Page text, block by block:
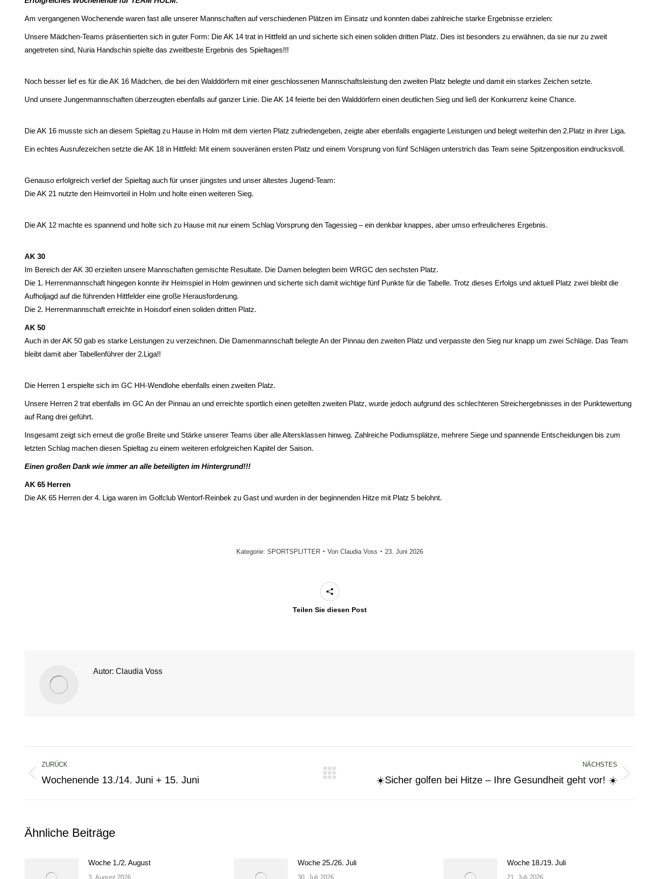
Am vergangenen Wochenende waren fast alle unserer Mannschaften auf verschiedenen Plätzen im Einsatz und konnten dabei zahlreiche starke Ergebnisse erzielen:
Unsere Mädchen-Teams präsentierten sich in guter Form: Die AK 14 trat in Hittfeld an und sicherte sich einen soliden dritten Platz. Dies ist besonders zu erwähnen, da sie nur zu zweit
angetreten sind, Nuria Handschin spielte das zweitbeste Ergebnis des Spieltages!!!
Noch besser lief es für die AK 16 Mädchen, die bei den Walddörfern mit einer geschlossenen Mannschaftsleistung den zweiten Platz belegte und damit ein starkes Zeichen setzte.
Und unsere Jungenmannschaften überzeugten ebenfalls auf ganzer Linie. Die AK 14 feierte bei den Walddörfern einen deutlichen Sieg und ließ der Konkurrenz keine Chance.
Die AK 16 musste sich an diesem Spieltag zu Hause in Holm mit dem vierten Platz zufriedengeben, zeigte aber ebenfalls engagierte Leistungen und belegt weiterhin den 2.Platz in ihrer Liga.
Ein echtes Ausrufezeichen setzte die AK 18 in Hittfeld: Mit einem souveränen ersten Platz und einem Vorsprung von fünf Schlägen unterstrich das Team seine Spitzenposition eindrucksvoll.
Genauso erfolgreich verlief der Spieltag auch für unser jüngstes und unser ältestes Jugend-Team:
Die AK 21 nutzte den Heimvorteil in Holm und holte einen weiteren Sieg.
Die AK 12 machte es spannend und holte sich zu Hause mit nur einem Schlag Vorsprung den Tagessieg – ein denkbar knappes, aber umso erfreulicheres Ergebnis.
AK 30
Im Bereich der AK 30 erzielten unsere Mannschaften gemischte Resultate. Die Damen belegten beim WRGC den sechsten Platz.
Die 1. Herrenmannschaft hingegen konnte ihr Heimspiel in Holm gewinnen und sicherte sich damit wichtige fünf Punkte für die Tabelle. Trotz dieses Erfolgs und aktuell Platz zwei bleibt die
Aufholjagd auf die führenden Hittfelder eine große Herausforderung.
Die 2. Herrenmannschaft erreichte in Hoisdorf einen soliden dritten Platz.
AK 50
Auch in der AK 50 gab es starke Leistungen zu verzeichnen. Die Damenmannschaft belegte An der Pinnau den zweiten Platz und verpasste den Sieg nur knapp um zwei Schläge. Das Team
bleibt damit aber Tabellenführer der 2.Liga!!
Die Herren 1 erspielte sich im GC HH-Wendlohe ebenfalls einen zweiten Platz.
Unsere Herren 2 trat ebenfalls im GC An der Pinnau an und erreichte sportlich einen geteilten zweiten Platz, wurde jedoch aufgrund des schlechteren Streichergebnisses in der Punktewertung
auf Rang drei geführt.
Insgesamt zeigt sich erneut die große Breite und Stärke unserer Teams über alle Altersklassen hinweg. Zahlreiche Podiumsplätze, mehrere Siege und spannende Entscheidungen bis zum
letzten Schlag machen diesen Spieltag zu einem weiteren erfolgreichen Kapitel der Saison.
Einen großen Dank wie immer an alle beteiligten im Hintergrund!!!
AK 65 Herren
Die AK 65 Herren der 4. Liga waren im Golfclub Wentorf-Reinbek zu Gast und wurden in der beginnenden Hitze mit Platz 5 belohnt.
Kategorie: SPORTSPLITTER Von Claudia Voss 23. Juni 2026
Teilen Sie diesen Post
Autor: Claudia Voss
Kommentarnavigation
ZURÜCK
Vorheriger
Wochenende 13./14. Juni + 15. Juni
NÄCHSTES
Nächster☀️Sicher golfen bei Hitze – Ihre Gesundheit geht vor! ☀️
Ähnliche Beiträge
Woche 1./2. August
3. August 2026
Woche 25./26. Juli
30. Juli 2026
Woche 18./19. Juli
21. Juli 2026